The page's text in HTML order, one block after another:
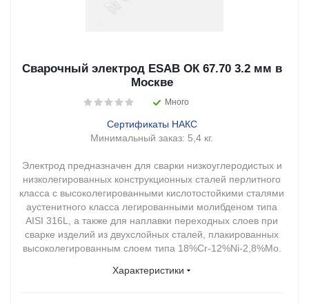
Сварочный электрод ESAB ОК 67.70 3.2 мм в
Москве
Много
Сертификаты НАКС
Минимальный заказ: 5,4 кг.
Электрод предназначен для сварки низкоуглеродистых и
низколегированных конструкционных сталей перлитного
класса с высоколегированными кислотостойкими сталями
аустенитного класса легированными молибденом типа
AISI 316L, а также для наплавки переходных слоев при
сварке изделий из двухслойных сталей, плакированных
высоколегированным слоем типа 18%Cr-12%Ni-2,8%Mo.
Характеристики